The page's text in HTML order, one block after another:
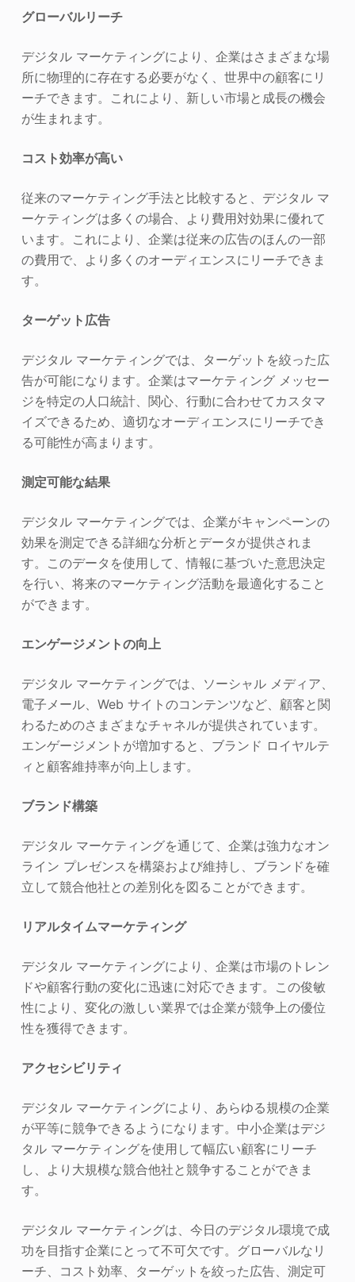
グローバルリーチ
デジタル マーケティングにより、企業はさまざまな場
所に物理的に存在する必要がなく、世界中の顧客にリ
ーチできます。これにより、新しい市場と成長の機会
が生まれます。
コスト効率が高い
従来のマーケティング手法と比較すると、デジタル マ
ーケティングは多くの場合、より費用対効果に優れて
います。これにより、企業は従来の広告のほんの一部
の費用で、より多くのオーディエンスにリーチできま
す。
ターゲット広告
デジタル マーケティングでは、ターゲットを絞った広
告が可能になります。企業はマーケティング メッセー
ジを特定の人口統計、関心、行動に合わせてカスタマ
イズできるため、適切なオーディエンスにリーチでき
る可能性が高まります。
測定可能な結果
デジタル マーケティングでは、企業がキャンペーンの
効果を測定できる詳細な分析とデータが提供されま
す。このデータを使用して、情報に基づいた意思決定
を行い、将来のマーケティング活動を最適化すること
ができます。
エンゲージメントの向上
デジタル マーケティングでは、ソーシャル メディア、
電子メール、Web サイトのコンテンツなど、顧客と関
わるためのさまざまなチャネルが提供されています。
エンゲージメントが増加すると、ブランド ロイヤルテ
ィと顧客維持率が向上します。
ブランド構築
デジタル マーケティングを通じて、企業は強力なオン
ライン プレゼンスを構築および維持し、ブランドを確
立して競合他社との差別化を図ることができます。
リアルタイムマーケティング
デジタル マーケティングにより、企業は市場のトレン
ドや顧客行動の変化に迅速に対応できます。この俊敏
性により、変化の激しい業界では企業が競争上の優位
性を獲得できます。
アクセシビリティ
デジタル マーケティングにより、あらゆる規模の企業
が平等に競争できるようになります。中小企業はデジ
タル マーケティングを使用して幅広い顧客にリーチ
し、より大規模な競合他社と競争することができま
す。
デジタル マーケティングは、今日のデジタル環境で成
功を目指す企業にとって不可欠です。グローバルなリ
ーチ、コスト効率、ターゲットを絞った広告、測定可